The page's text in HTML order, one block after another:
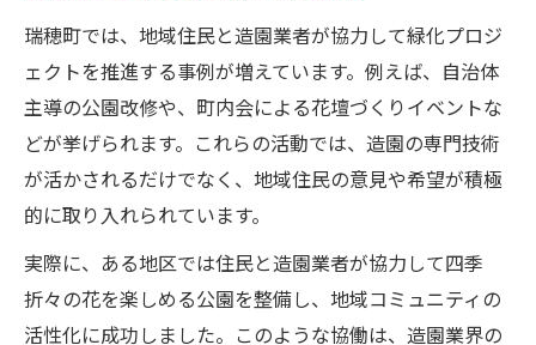
瑞穂町では、地域住民と造園業者が協力して緑化プロジ
ェクトを推進する事例が増えています。例えば、自治体
主導の公園改修や、町内会による花壇づくりイベントな
どが挙げられます。これらの活動では、造園の専門技術
が活かされるだけでなく、地域住民の意見や希望が積極
的に取り入れられています。
実際に、ある地区では住民と造園業者が協力して四季
折々の花を楽しめる公園を整備し、地域コミュニティの
活性化に成功しました。このような協働は、造園業界の